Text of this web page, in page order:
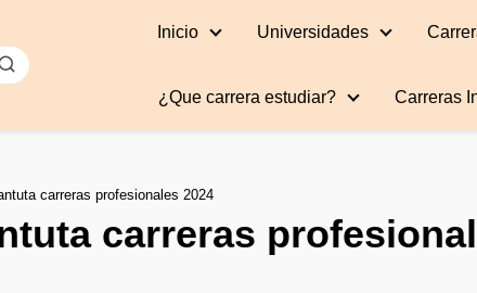
Inicio Universidades
¿Que carrera estudiar? Carreras
carreras profesionales 2024
carreras